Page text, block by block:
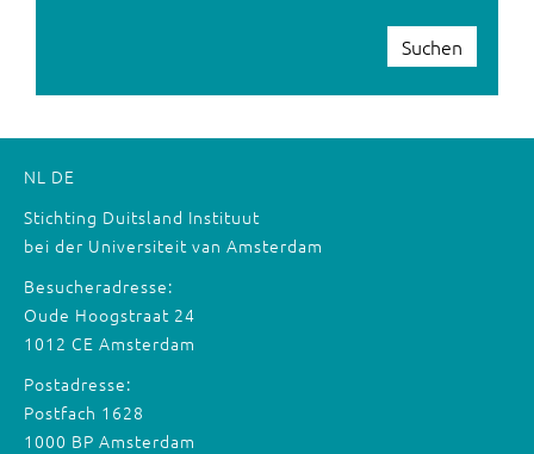
Suchen
NL DE
Stichting Duitsland Instituut
bei der Universiteit van Amsterdam
Besucheradresse:
Oude Hoogstraat 24
1012 CE Amsterdam
Postadresse:
Postfach 1628
1000 BP Amsterdam